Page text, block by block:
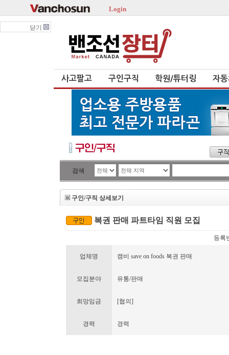
Login
닫기
사고팔고 구인구직 학원/튜터링 자
검색
구인/구직 상세보기
복권 판매 파트타임 직원 모집
등록
업체명 캠비 save on foods 복권 판매
모집분야 유통/판매
희망임금 [협의]
경력 경력